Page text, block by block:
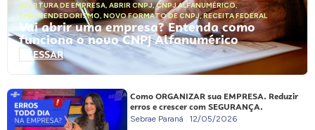
ABERTURA DE EMPRESA, ABRIR CNPJ,CNPJ ALFANUMÉRICO,
EMPREENDEDORISMO, NOVO FORMATO DE CNPJ,RECEITA FEDERAL
Vai abrir uma empresa? Entenda como
funciona o novo CNPJ Alfanumérico
ACESSAR
Como ORGANIZAR sua EMPRESA. Reduzir
erros e crescer com SEGURANÇA.
Sebrae Paraná 12/05/2026